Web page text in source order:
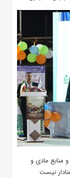
منابع مادی و
نیست